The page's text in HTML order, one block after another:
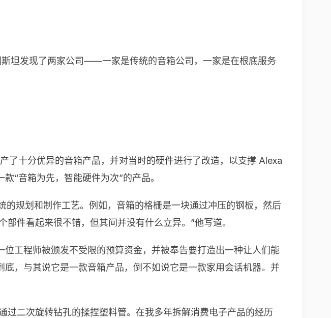
坦发现了两家公司——一家是传统的音箱公司，一家是在根底服务
了十分优异的音箱产品，并对当时的硬件进行了改造，以支撑 Alexa
“音箱为先，智能硬件为次”的产品。
规划和制作工艺。例如，音箱的格栅是一块通过冲压的钢板，然后
件看起来很不错，但其间并没有什么立异。”他写道。
工程师被颁发不受限的预算资金，并被奉告要打造出一种让人们能
，与其说它是一款音箱产品，倒不如说它是一款家用会话机器。并
二次旋转钻孔的揉捏塑料管。在我多年拆解消费电子产品的经历